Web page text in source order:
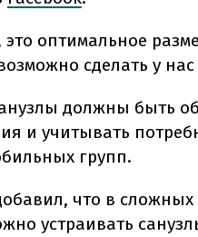
это оптимальное
сделать у
должны быть
и учитывать
групп.
что в
устраивать